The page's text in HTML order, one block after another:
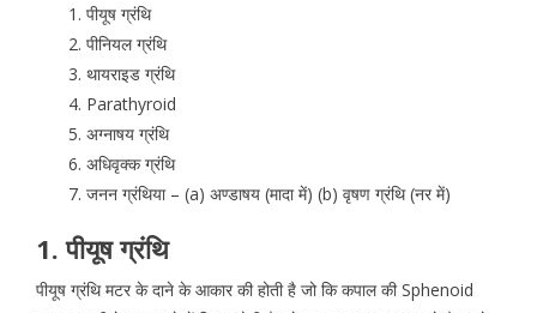
पीयूष ग्रंथि
पीनियल ग्रंथि
थायराइड ग्रंथि
Parathyroid
अग्नाषय ग्रंथि
अधिवृक्क ग्रंथि
जनन ग्रंथिया – (a) अण्डाषय (मादा में) (b) वृषण ग्रंथि (नर में)
1. पीयूष ग्रंथि
पीयूष ग्रंथि मटर के दाने के आकार की होती है जो कि कपाल की Sphenoid